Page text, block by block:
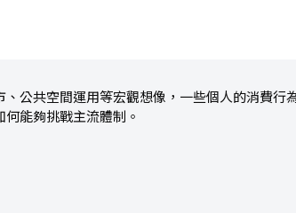
公共空間運用等宏觀想像，一些個人的消費行
能夠挑戰主流體制。